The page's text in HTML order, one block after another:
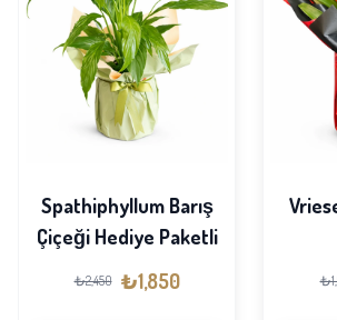
Spathiphyllum Barış
Çiçeği Hediye Paketli
₺2,450 ₺1,850